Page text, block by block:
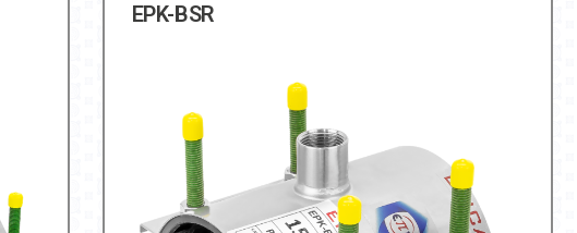
EPK-BSR